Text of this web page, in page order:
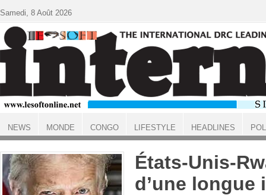
ACCUEIL
États-Unis-
d’une longue
Samedi, 8 Août 2026
NEWS MONDE CONGO LIFESTYLE HEADLINES